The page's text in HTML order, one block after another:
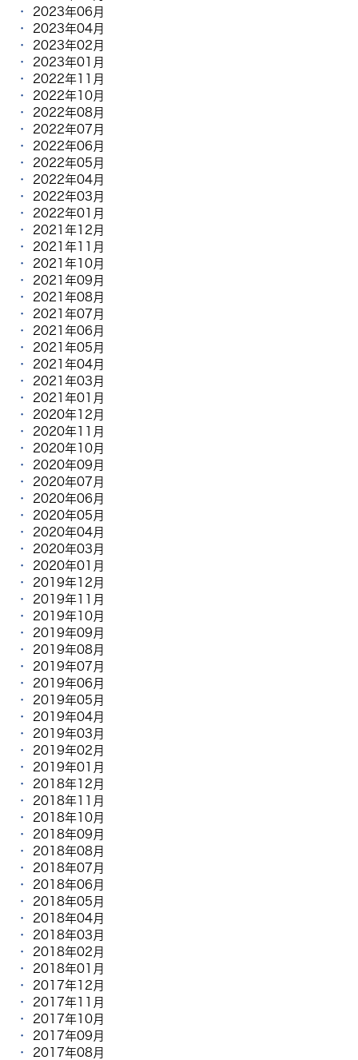
2023年06月
2023年04月
2023年02月
2023年01月
2022年11月
2022年10月
2022年08月
2022年07月
2022年06月
2022年05月
2022年04月
2022年03月
2022年01月
2021年12月
2021年11月
2021年10月
2021年09月
2021年08月
2021年07月
2021年06月
2021年05月
2021年04月
2021年03月
2021年01月
2020年12月
2020年11月
2020年10月
2020年09月
2020年07月
2020年06月
2020年05月
2020年04月
2020年03月
2020年01月
2019年12月
2019年11月
2019年10月
2019年09月
2019年08月
2019年07月
2019年06月
2019年05月
2019年04月
2019年03月
2019年02月
2019年01月
2018年12月
2018年11月
2018年10月
2018年09月
2018年08月
2018年07月
2018年06月
2018年05月
2018年04月
2018年03月
2018年02月
2018年01月
2017年12月
2017年11月
2017年10月
2017年09月
2017年08月